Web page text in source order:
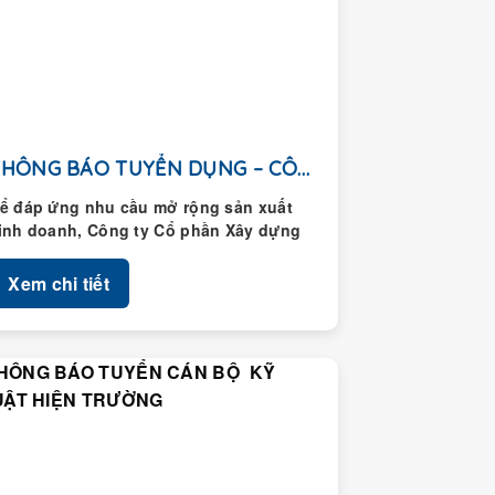
THÔNG BÁO TUYỂN DỤNG – CÔNG TY CỔ...
đáp ứng nhu cầu mở rộng sản xuất
doanh, Công ty Cổ phần Xây dựng
Xem chi tiết